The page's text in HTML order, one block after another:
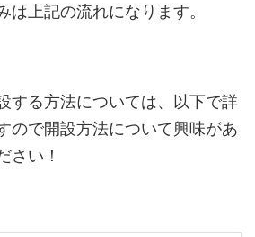
は上記の流れになります。
する方法については、以下で詳
ので開設方法について興味があ
さい！